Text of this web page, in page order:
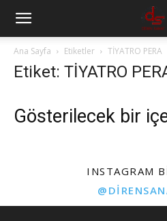
Ana Sayfa Etiketler TİYATRO PERA
Etiket: TİYATRO
Gösterilecek bir
INSTAGRAM